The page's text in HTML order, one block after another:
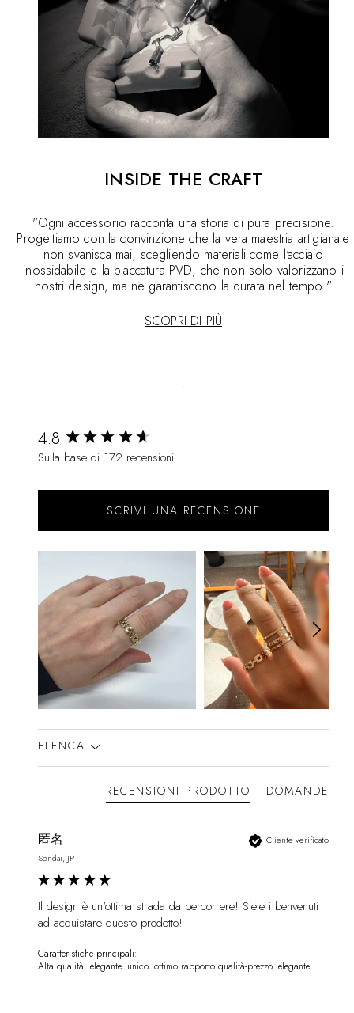
INSIDE THE CRAFT
"Ogni accessorio racconta una storia di pura precisione.
Progettiamo con la convinzione che la vera maestria artigianale
non svanisca mai, scegliendo materiali come l'acciaio
inossidabile e la placcatura PVD, che non solo valorizzano i
nostri design, ma ne garantiscono la durata nel tempo."
SCOPRI DI PIÙ
4.8
Sulla base di 172 recensioni
SCRIVI UNA RECENSIONE
ELENCA
RECENSIONI PRODOTTO DOMANDE
Cliente verificato
匿名
Sendai, JP
Il design è un'ottima strada da percorrere! Siete i benvenuti
ad acquistare questo prodotto!
Caratteristiche principali:
Alta qualità, elegante, unico, ottimo rapporto qualità-prezzo, elegante
New content loaded